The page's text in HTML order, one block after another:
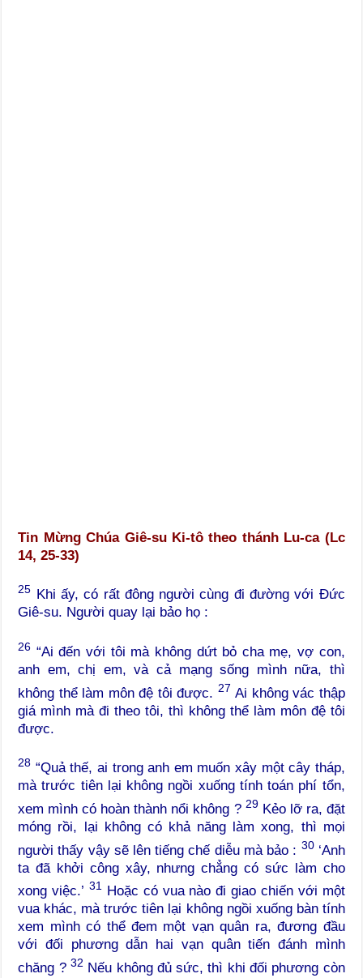
Tin Mừng Chúa Giê-su Ki-tô theo thánh Lu-ca (Lc
14, 25-33)
25
Khi ấy, có rất đông người cùng đi đường với Đức
Giê-su. Người quay lại bảo họ :
26 “Ai đến với tôi mà không dứt bỏ cha mẹ, vợ con,
anh em, chị em, và cả mạng sống mình nữa, thì
không thể làm môn đệ tôi được. 27 Ai không vác thập
giá mình mà đi theo tôi, thì không thể làm môn đệ tôi
được.
28 “Quả thế, ai trong anh em muốn xây một cây tháp,
mà trước tiên lại không ngồi xuống tính toán phí tổn,
xem mình có hoàn thành nổi không ? 29Kẻo lỡ ra, đặt
móng rồi, lại không có khả năng làm xong, thì mọi
người thấy vậy sẽ lên tiếng chế diễu mà bảo : 30‘Anh
ta đã khởi công xây, nhưng chẳng có sức làm cho
xong việc.’ 31Hoặc có vua nào đi giao chiến với một
vua khác, mà trước tiên lại không ngồi xuống bàn tính
xem mình có thể đem một vạn quân ra, đương đầu
với đối phương dẫn hai vạn quân tiến đánh mình
chăng ? 32 Nếu không đủ sức, thì khi đối phương còn